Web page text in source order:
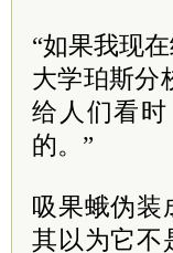
“如果我现
大学珀斯分
给人们看
的。”
吸果蛾伪装
其以为它不